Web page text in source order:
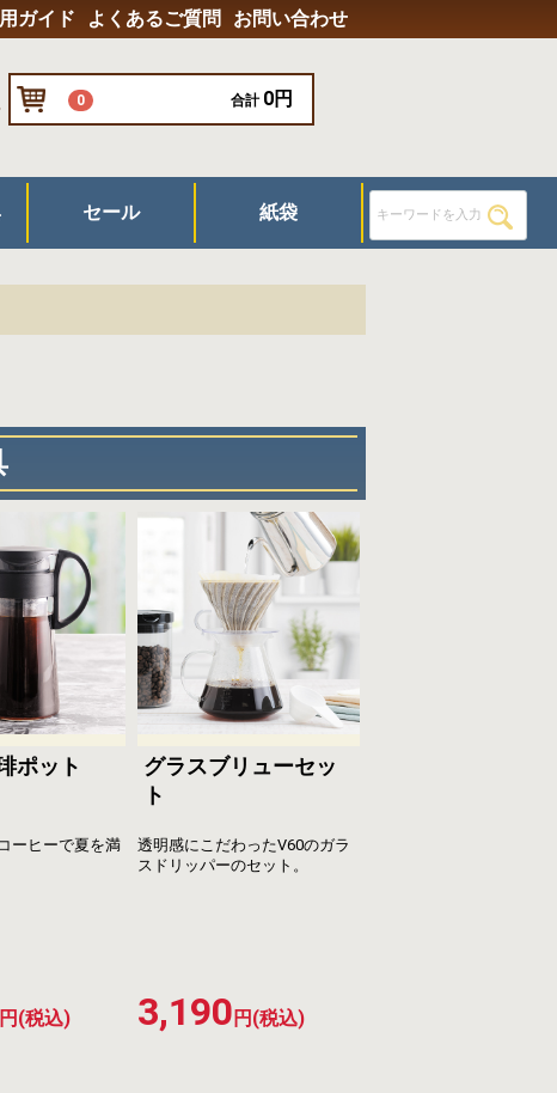
ガイド よくあるご質問 お問い合わせ
0 合計 0円
セール 紙袋
ポット
ーヒーで夏を満
円(税込)
グラスブリューセッ
ト
透明感にこだわったV60のガラ
スドリッパーのセット。
3,190 円(税込)